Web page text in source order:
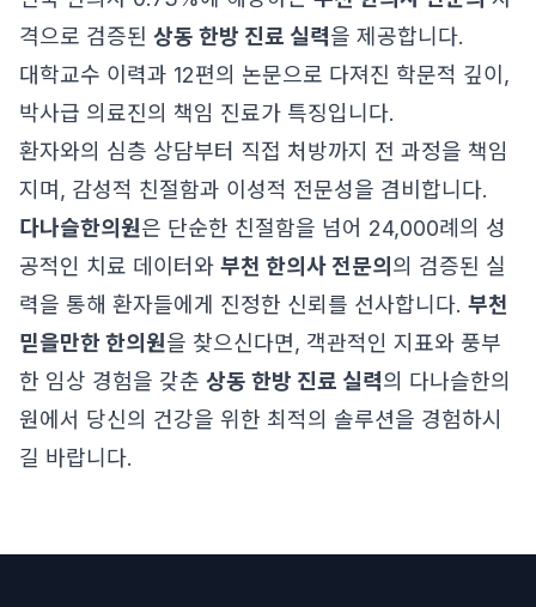
격으로 검증된 상동 한방 진료 실력을 제공합니다.
대학교수 이력과 12편의 논문으로 다져진 학문적 깊이,
박사급 의료진의 책임 진료가 특징입니다.
환자와의 심층 상담부터 직접 처방까지 전 과정을 책임
지며, 감성적 친절함과 이성적 전문성을 겸비합니다.
다나슬한의원은 단순한 친절함을 넘어 24,000례의 성
공적인 치료 데이터와 부천 한의사 전문의 의 검증된 실
력을 통해 환자들에게 진정한 신뢰를 선사합니다. 부천
믿을만한 한의원을 찾으신다면, 객관적인 지표와 풍부
한 임상 경험을 갖춘 상동 한방 진료 실력의 다나슬한의
원에서 당신의 건강을 위한 최적의 솔루션을 경험하시
길 바랍니다.